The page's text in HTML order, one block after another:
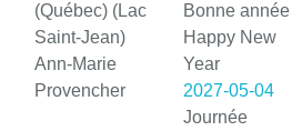
(Québec) (Lac
Saint-Jean)
Ann-Marie
Provencher
Bonne
Happy New
Year
2027-05-04
Journée